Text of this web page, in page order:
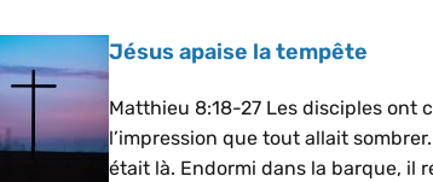
Jésus apaise la tempête
Matthieu 8:18-27 Les disciples ont
l’impression que tout allait
était là. Endormi dans la barque, il